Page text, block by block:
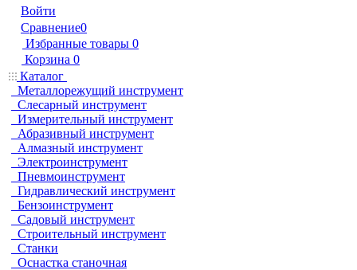
Войти
Сравнение0
Избранные товары 0
Корзина 0
Каталог
Металлорежущий инструмент
Слесарный инструмент
Измерительный инструмент
Абразивный инструмент
Алмазный инструмент
Электроинструмент
Пневмоинструмент
Гидравлический инструмент
Бензоинструмент
Садовый инструмент
Строительный инструмент
Станки
Оснастка станочная